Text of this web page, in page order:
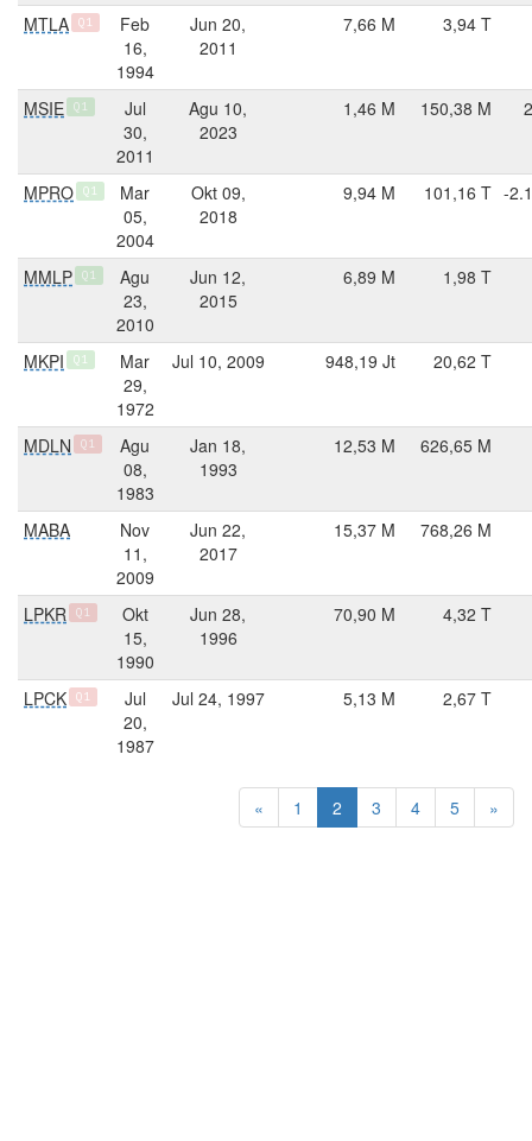
MTLA Q1
Feb
16,
1994
Jun 20,
2011
7,66 M 3,94 T
MSIE Q1
Jul
30,
2011
Agu 10,
2023
1,46 M 150,38 M
MPRO Q1
Mar
05,
2004
Okt 09,
2018
9,94 M 101,16 T -
MMLP Q1
Agu
23,
2010
Jun 12,
2015
6,89 M 1,98 T
MKPI Q1
Mar
29,
1972
Jul 10, 2009 948,19 Jt 20,62 T
MDLN Q1
Agu
08,
1983
Jan 18,
1993
12,53 M 626,65 M
MABA
Nov
11,
2009
Jun 22,
2017
15,37 M 768,26 M
LPKR Q1
Okt
15,
1990
Jun 28,
1996
70,90 M 4,32 T
LPCK Q1
Jul
20,
1987
Jul 24, 1997 5,13 M 2,67 T
« 1 2 3 4 5 »